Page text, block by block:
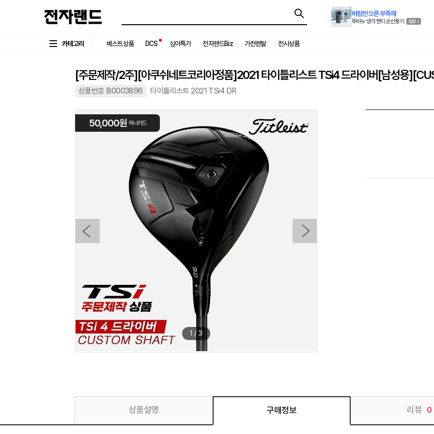
바람만으론 부족해
투비뉴 냉각 핸디 손선풍기
카테고리 베스트상품 DCS 심야특가 전자랜드Biz 가전렌탈 전시상품
[주문제작/2주][아쿠쉬네트코리아정품]2021 타이틀리스트 TSi4 드라이버[남성용
상품번호 B0003896 타이틀리스트 2021 TSi4 DR
50,000원 하나카드
1 / 3
상품설명 구매정보 리뷰 0